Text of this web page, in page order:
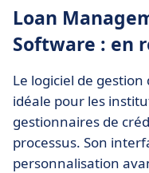
Loan
Software : en
Le logiciel de
idéale pour les
gestionnaires de
processus. Son
personnalisation